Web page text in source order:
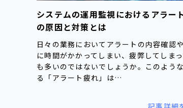
システムの運用監視におけるアラー
の原因と対策とは
日々の業務においてアラートの内容確認
に時間がかかってしまい、疲弊してしま
も多いのではないでしょうか。このよう
る「アラート疲れ」は…
記事詳細